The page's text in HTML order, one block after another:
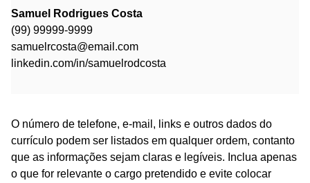
Samuel Rodrigues Costa
(99) 99999-9999
samuelrcosta@email.com
linkedin.com/in/samuelrodcosta
O número de telefone, e-mail, links e outros dados do
currículo podem ser listados em qualquer ordem, contanto
que as informações sejam claras e legíveis. Inclua apenas
o que for relevante o cargo pretendido e evite colocar